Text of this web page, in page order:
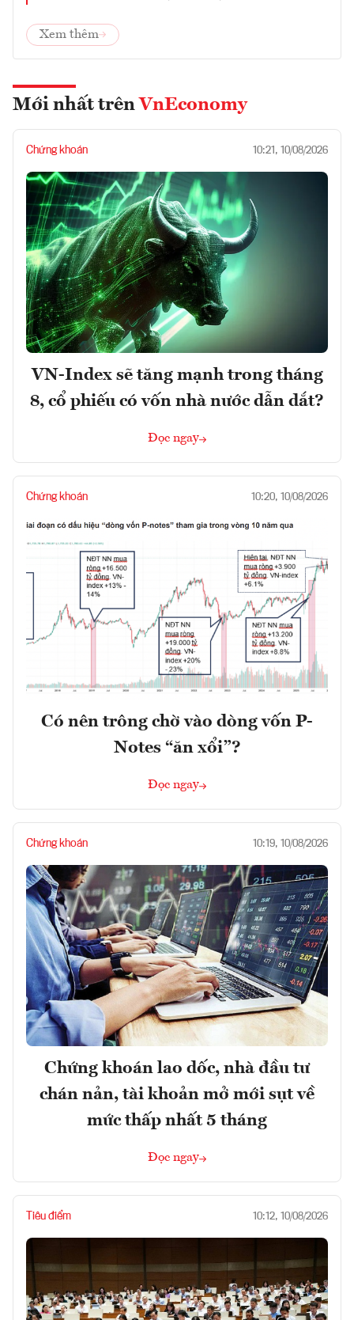
Xem thêm
Mới nhất trên VnEconomy
Chứng khoán 10:21, 10/08/2026
VN-Index sẽ tăng mạnh trong tháng
8, cổ phiếu có vốn nhà nước dẫn dắt?
Đọc ngay
Chứng khoán 10:20, 10/08/2026
Có nên trông chờ vào dòng vốn P-
Notes “ăn xổi”?
Đọc ngay
Chứng khoán 10:19, 10/08/2026
Chứng khoán lao dốc, nhà đầu tư
chán nản, tài khoản mở mới sụt về
mức thấp nhất 5 tháng
Đọc ngay
Tiêu điểm 10:12, 10/08/2026